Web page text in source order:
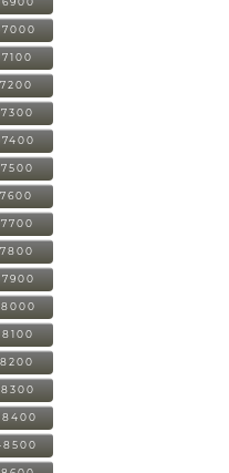
7000
7400
7900
8000
8300
8400
8500